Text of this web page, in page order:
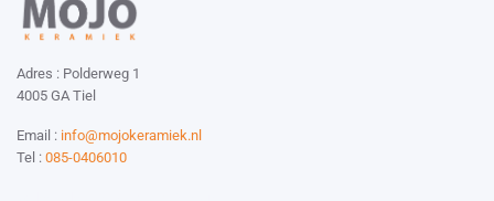
Adres : Polderweg 1
4005 GA Tiel
Email : info@mojokeramiek.nl
Tel : 085-0406010